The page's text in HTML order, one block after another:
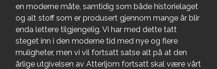
en moderne måte, samtidig som både historielaget
og alt stoff som er produsert gjennom mange år blir
enda lettere tilgjengelig. Vi har med dette tatt
steget inn i den moderne tid med nye og flere
muligheter, men vi vil fortsatt satse alt på at den
årlige utgivelsen av Atterljom fortsatt skal være vårt